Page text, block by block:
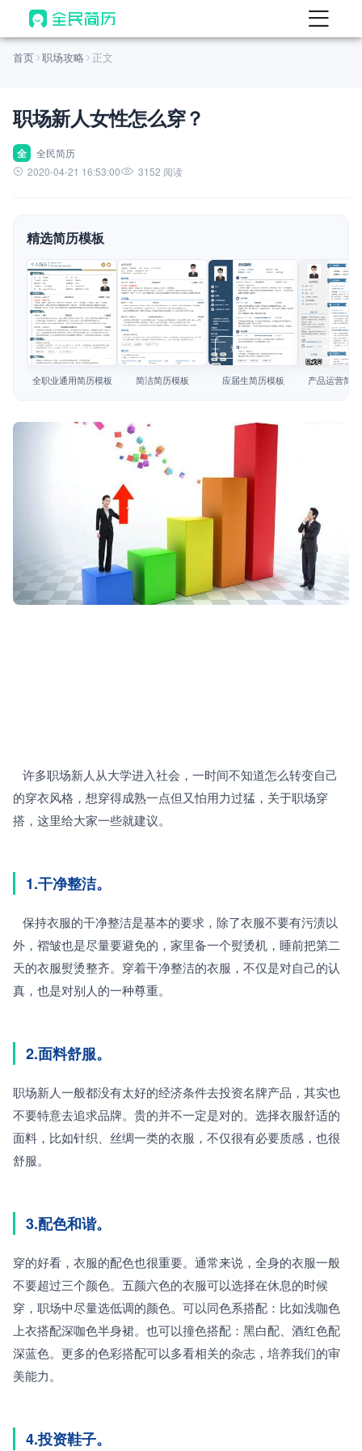
首页
AI 生成简历
AI 优化简历
AI 翻译简历
AI 模拟面试
面试自我介绍
AI 职场工具 New
简历模板
简历教程
首页 职场攻略 正文
职场新人女性怎么穿？
全
全民简历
2020-04-21 16:53:00
3152 阅读
精选简历模板
查看模板
全职业通用简历模板
查看模板
简洁简历模板
查看模板
应届生简历模板
查看模板
产品运营简
的穿衣风格，想穿得成熟一点但又怕用力过猛，关于职场穿
搭，这里给大家一些就建议。
1.干净整洁。
外，褶皱也是尽量要避免的，家里备一个熨烫机，睡前把第二
天的衣服熨烫整齐。穿着干净整洁的衣服，不仅是对自己的认
真，也是对别人的一种尊重。
2.面料舒服。
职场新人一般都没有太好的经济条件去投资名牌产品，其实也
不要特意去追求品牌。贵的并不一定是对的。选择衣服舒适的
面料，比如针织、丝绸一类的衣服，不仅很有必要质感，也很
舒服。
3.配色和谐。
穿的好看，衣服的配色也很重要。通常来说，全身的衣服一般
不要超过三个颜色。五颜六色的衣服可以选择在休息的时候
穿，职场中尽量选低调的颜色。可以同色系搭配：比如浅咖色
上衣搭配深咖色半身裙。也可以撞色搭配：黑白配、酒红色配
深蓝色。更多的色彩搭配可以多看相关的杂志，培养我们的审
美能力。
4.投资鞋子。